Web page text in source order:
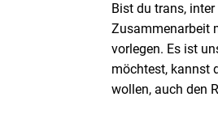
Bist du trans,
Zusammenarbeit
vorlegen. Es ist
möchtest, kannst
wollen, auch den